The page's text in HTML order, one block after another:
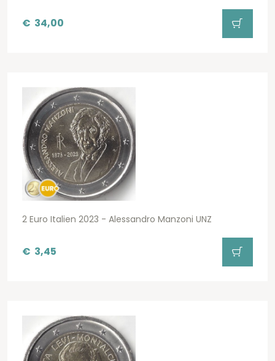
€ 34,00
2 Euro Italien 2023 - Alessandro Manzoni UNZ
€ 3,45